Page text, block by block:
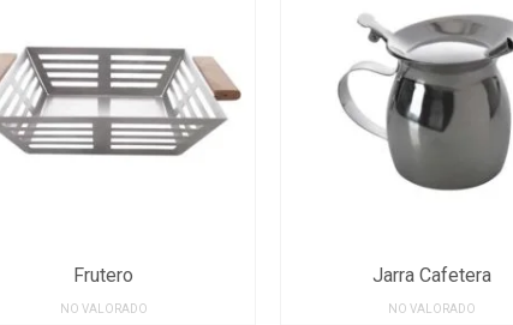
Frutero
NO VALORADO
Jarra Cafetera
NO VALORADO